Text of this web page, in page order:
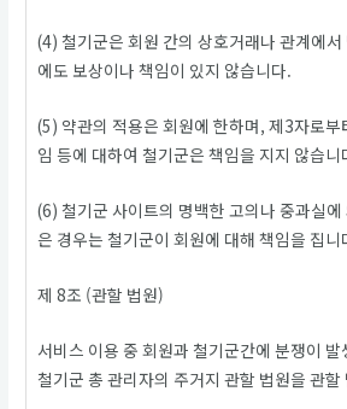
(4) 철기군은 회원 간의 상호거래나 관계에
에도 보상이나 책임이 있지 않습니다.
(5) 약관의 적용은 회원에 한하며, 제3자로부
임 등에 대하여 철기군은 책임을 지지 않습니
(6) 철기군 사이트의 명백한 고의나 중과실에
은 경우는 철기군이 회원에 대해 책임을 집니
제 8조 (관할 법원)
서비스 이용 중 회원과 철기군간에 분쟁이
철기군 총 관리자의 주거지 관할 법원을 관